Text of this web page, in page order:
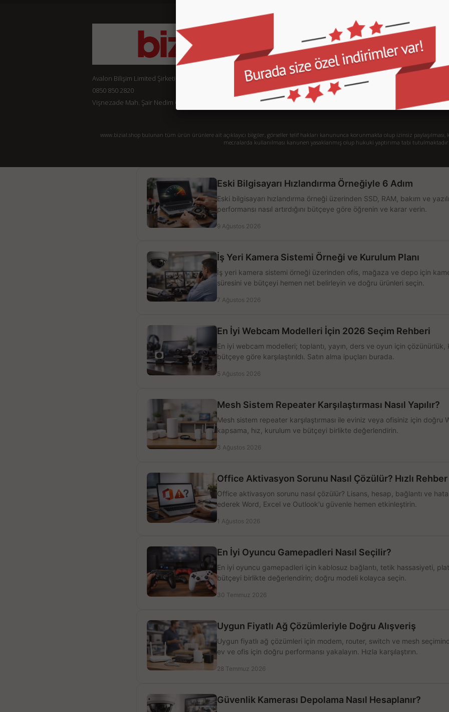
Avalon Bilişim Limited Şirketi
0850 850 2820
Vişnezade Mah. Şair Nedim Cad. Konak Ap. No:77/1 Beşiktaş - İstanbul
KURUMSAL
İletişim
Sipariş Takibi
Gizlilik ve Kullanım Şartları
Kargo ve Taşıma Bilgileri
Garanti ve İade
www.bizial.shop bulunan tüm ürün ürünlere ait açıklayıcı bilgiler, görseller telif hakları kanununca korunmakta olup izinsiz paylaşılması,
mecralarda kullanılması kanunen yasaklanmış olup hukuki yaptırıma tabi tutulmaktadır.
Eski Bilgisayarı Hızlandırma Örneğiyle 6 Adım
Eski bilgisayarı hızlandırma örneği üzerinden SSD, RAM, bakım ve
performansı nasıl artırdığını bütçeye göre öğrenin ve karar verin.
9 Ağustos 2026
İş Yeri Kamera Sistemi Örneği ve Kurulum Planı
İş yeri kamera sistemi örneği üzerinden ofis, mağaza ve depo için
süresini ve bütçeyi hemen net belirleyin ve doğru ürünleri seçin.
7 Ağustos 2026
En İyi Webcam Modelleri İçin 2026 Seçim Rehberi
En iyi webcam modelleri; toplantı, yayın, ders ve oyun için çözünürlük,
bütçeye göre karşılaştırıldı. Satın alma ipuçları burada.
5 Ağustos 2026
Mesh Sistem Repeater Karşılaştırması Nasıl Yapılır?
Mesh sistem repeater karşılaştırması ile eviniz veya ofisiniz için doğru
kapsama, hız, kurulum ve bütçeyi birlikte değerlendirin.
3 Ağustos 2026
Office Aktivasyon Sorunu Nasıl Çözülür? Hızlı Rehber
Office aktivasyon sorunu nasıl çözülür? Lisans, hesap, bağlantı ve hata
ederek Word, Excel ve Outlook'u güvenle hemen etkinleştirin.
1 Ağustos 2026
En İyi Oyuncu Gamepadleri Nasıl Seçilir?
En iyi oyuncu gamepadleri için kablosuz bağlantı, tetik hassasiyeti,
bütçeyi birlikte değerlendirin; doğru modeli kolayca seçin.
30 Temmuz 2026
Uygun Fiyatlı Ağ Çözümleriyle Doğru Alışveriş
Uygun fiyatlı ağ çözümleri için modem, router, switch ve mesh
ev ve ofis için doğru performansı yakalayın. Hızla karşılaştırın.
28 Temmuz 2026
Güvenlik Kamerası Depolama Nasıl Hesaplanır?